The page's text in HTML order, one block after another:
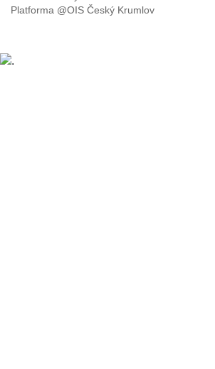
Platforma @OIS Český Krumlov